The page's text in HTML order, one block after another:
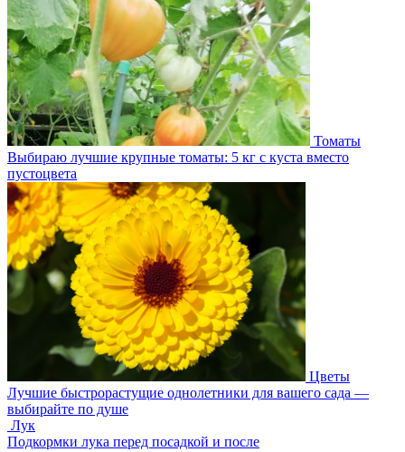
Томаты
Выбираю лучшие крупные томаты: 5 кг с куста вместо
пустоцвета
Цветы
Лучшие быстрорастущие однолетники для вашего сада —
выбирайте по душе
Лук
Подкормки лука перед посадкой и после